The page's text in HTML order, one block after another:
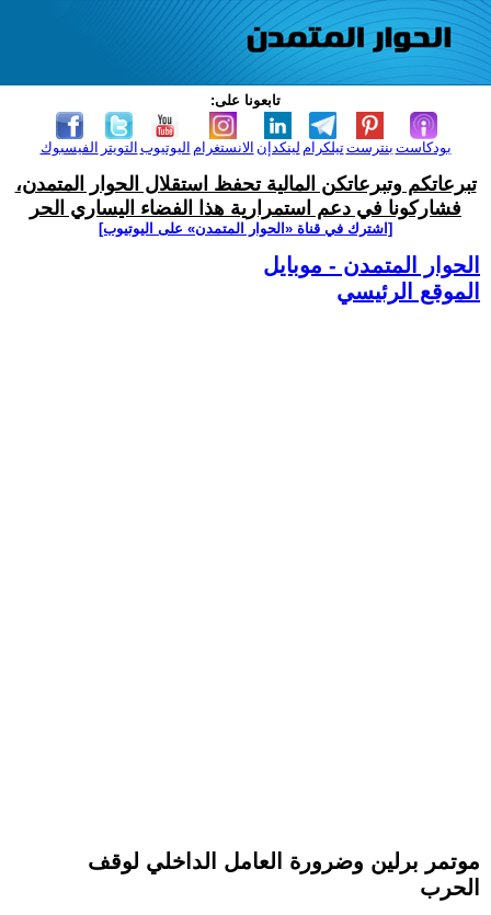
تابعونا على:
الفيسبوك التويتر اليوتيوب الانستغرام لينكدإن تيلكرامبنترست بودكاست
تبرعاتكم وتبرعاتكن المالية تحفظ استقلال الحوار المتمدن،
فشاركونا في دعم استمرارية هذا الفضاء اليساري الحر
[اشترك في قناة ‫«الحوار المتمدن» على اليوتيوب]
الحوار المتمدن - موبايل
الموقع الرئيسي
موتمر برلين وضرورة العامل الداخلي لوقف
الحرب